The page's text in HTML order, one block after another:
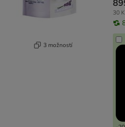
3 možností
30